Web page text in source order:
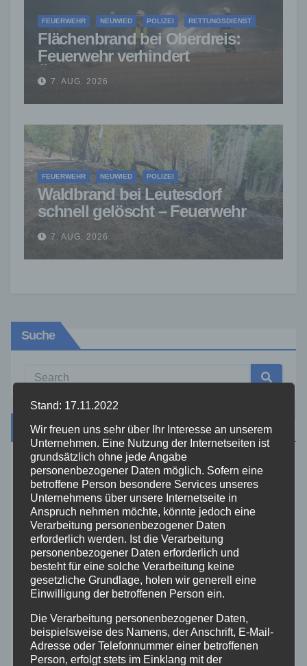
FEUERWEHR NEUWIED POLIZEI RETTUNGSDIENST
Flächenbrand bei Oberdreis:
Feuerwehr verhindert
Übergreifen auf Waldgebiet
7. AUG. 2026
FEUERWEHR NEUWIED POLIZEI
Waldbrand bei Leutesdorf
schnell gelöscht – Feuerwehr
warnt vor erhöhter Brandgefahr
7. AUG. 2026
Suche
Kategorien
Aktuelles
Allgemein
Altenkirchen
Bundespolizei
Feuerwehr
Hilfsorganisationen
Stand: 17.11.2022
Wir freuen uns sehr über Ihr Interesse an unserem
Unternehmen. Eine Nutzung der Internetseiten ist
grundsätzlich ohne jede Angabe
personenbezogener Daten möglich. Sofern eine
betroffene Person besondere Services unseres
Unternehmens über unsere Internetseite in
Anspruch nehmen möchte, könnte jedoch eine
Verarbeitung personenbezogener Daten
erforderlich werden. Ist die Verarbeitung
personenbezogener Daten erforderlich und
besteht für eine solche Verarbeitung keine
gesetzliche Grundlage, holen wir generell eine
Einwilligung der betroffenen Person ein.
Die Verarbeitung personenbezogener Daten,
beispielsweise des Namens, der Anschrift, E-Mail-
Adresse oder Telefonnummer einer betroffenen
Person, erfolgt stets im Einklang mit der